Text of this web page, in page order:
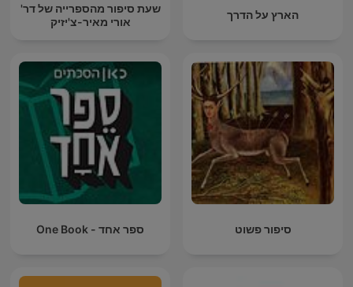
הארץ על הדרך
שעת סיפור מהספרייה של דר'
אורי מאיר-צ'יזיק
סיפור פשוט ספר אחד - One Book